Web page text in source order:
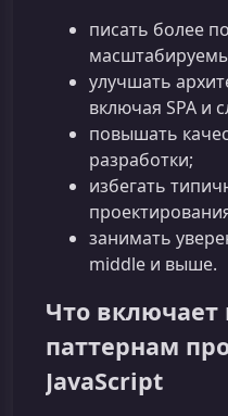
писать более
улучшать
включая SPA и
повышать
разработки;
избегать
занимать
middle и выше.
Что включает
паттернам
JavaScript